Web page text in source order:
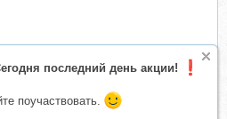
последний день акции!
поучаствовать.
гипноза] Гипноз для похудения -
и фруктами| Как развить